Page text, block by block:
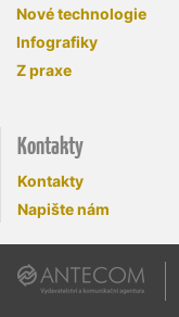
Nové technologie
Infografiky
Z praxe
Kontakty
Kontakty
Napište nám